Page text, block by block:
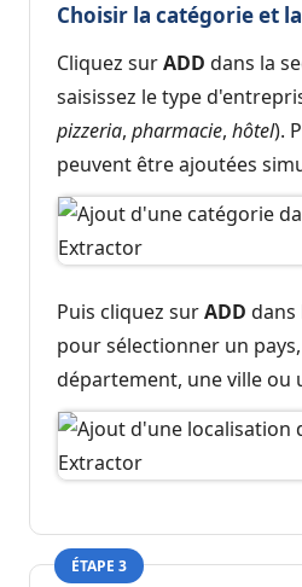
Choisir la catégorie et
Cliquez surADD dans la
saisissez le type
pizzeria, pharmacie, hôtel).
peuvent être ajoutées
Puis cliquez surADD dans
pour sélectionner un
département, une ville ou
ÉTAPE 3